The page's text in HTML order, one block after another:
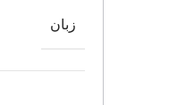
زبان